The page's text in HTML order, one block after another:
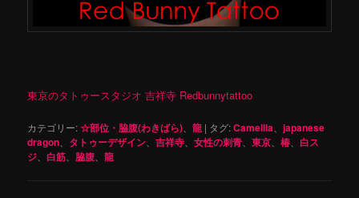
東京のタトゥースタジオ 吉祥寺 Redbunnytattoo
カテゴリー:☆部位・脇腹(わきばら) 、龍 | タグ:Camellia 、japanese
dragon
タトゥーデザイン 、吉祥寺 、女性の刺青 、東京 、椿
白ス
ジ
白筋 脇腹 、龍